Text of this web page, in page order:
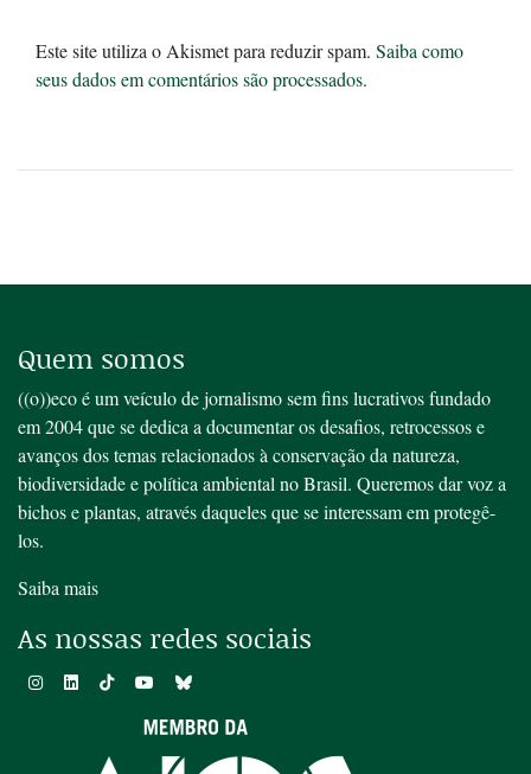
Este site utiliza o Akismet para reduzir spam. Saiba como
seus dados em comentários são processados.
Quem somos
((o))eco é um veículo de jornalismo sem fins lucrativos fundado
em 2004 que se dedica a documentar os desafios, retrocessos e
avanços dos temas relacionados à conservação da natureza,
biodiversidade e política ambiental no Brasil. Queremos dar voz a
bichos e plantas, através daqueles que se interessam em protegê-
los.
Saiba mais
As nossas redes sociais